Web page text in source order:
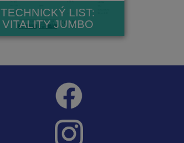
TECHNICKÝ LIST:
VITALITY JUMBO